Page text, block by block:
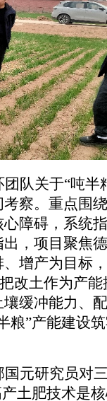
团队关于“吨半
察。 重点围
障碍，系统
，项目聚焦
增产为目标
改土作为产
缓冲能力、
粮”产能建设
国元研究 员对
土肥技术是